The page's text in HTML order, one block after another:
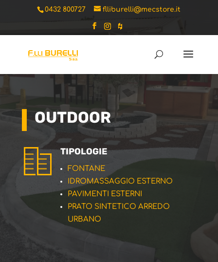
0432 800727 flliburelli@mecstore.it
OUTDOOR
TIPOLOGIE
FONTANE
IDROMASSAGGIO ESTERNO
PAVIMENTI ESTERNI
PRATO SINTETICO ARREDO
URBANO